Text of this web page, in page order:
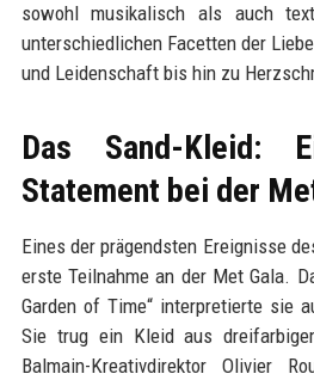
sowohl musikalisch als auch
unterschiedlichen Facetten der
und Leidenschaft bis hin zu
Das Sand-Kleid:
Statement bei der
Eines der prägendsten Ereignisse
erste Teilnahme an der Met Gala.
Garden of Time“ interpretierte sie
Sie trug ein Kleid aus
Balmain-Kreativdirektor Olivier